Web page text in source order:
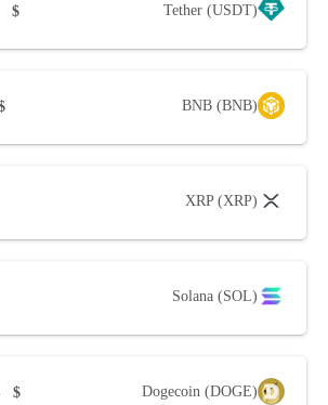
Tether (USDT)
$
BNB (BNB)
XRP (XRP)
Solana (SOL)
Dogecoin (DOGE)
$